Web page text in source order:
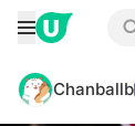
Chanballb